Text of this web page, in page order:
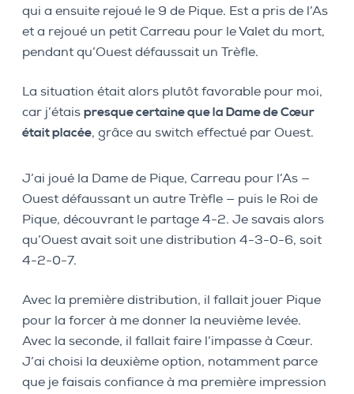
qui a ensuite rejoué le 9 de Pique. Est a pris de l’As
et a rejoué un petit Carreau pour le Valet du mort,
pendant qu’Ouest défaussait un Trèfle.
La situation était alors plutôt favorable pour moi,
car j’étais presque certaine que la Dame de Cœur
était placée, grâce au switch effectué par Ouest.
J’ai joué la Dame de Pique, Carreau pour l’As —
Ouest défaussant un autre Trèfle — puis le Roi de
Pique, découvrant le partage 4-2. Je savais alors
qu’Ouest avait soit une distribution 4-3-0-6, soit
4-2-0-7.
Avec la première distribution, il fallait jouer Pique
pour la forcer à me donner la neuvième levée.
Avec la seconde, il fallait faire l’impasse à Cœur.
J’ai choisi la deuxième option, notamment parce
que je faisais confiance à ma première impression